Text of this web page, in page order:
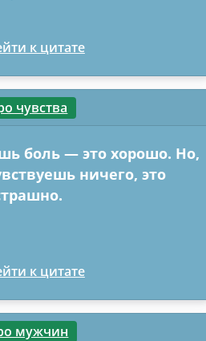
к цитате
чувства
боль — это хорошо. Но,
ничего, это
к цитате
мужчин